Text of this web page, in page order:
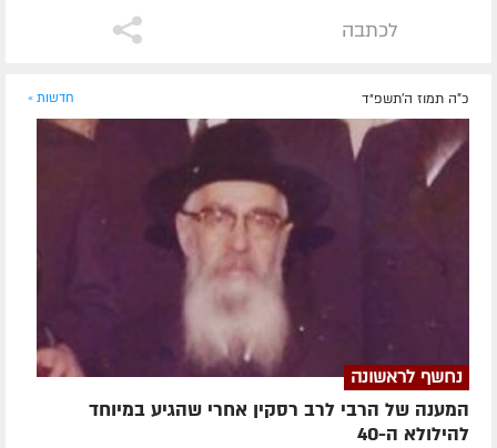
לכתבה
כ"ה תמוז ה׳תשפ״ד חדשות »
נחשף לראשונה
המענה של הרבי לרב רסקין אחרי שהגיע במיוחד
להילולא ה-40